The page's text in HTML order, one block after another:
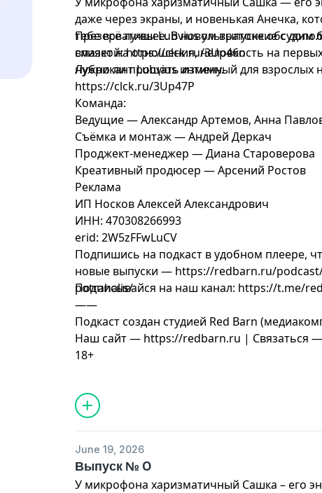
даже через экраны, и новенькая Анечка,
тебе всё лучшее. В новом выпуске обсудим
влияет на отношения, неловкость на
нужно ли прощать измену.
Презервативы Lubvius ультратонкие с
смазкой: https://clck.ru/3Up46n
Лубрикант Lubvius интимный для взрослых
https://clck.ru/3Up47P
Команда:
Ведущие — Александр Артемов, Анна
Съёмка и монтаж — Андрей Деркач
Проджект-менеджер — Диана Староверова
Креативный продюсер — Арсений Ростов
Реклама
ИП Носков Алексей Александрович
ИНН: 470308266993
erid: 2W5zFFwLuCV
Подпишись на подкаст в удобном плеере,
новые выпуски — https://redbarn.ru/
potrahalis/
Подписывайся на наш канал: https://t.me/
——
Подкаст создан студией Red Barn
Наш сайт — https://redbarn.ru | Связаться —
18+
June 19, 2026
Выпуск № 0
У микрофона харизматичный Сашка – его